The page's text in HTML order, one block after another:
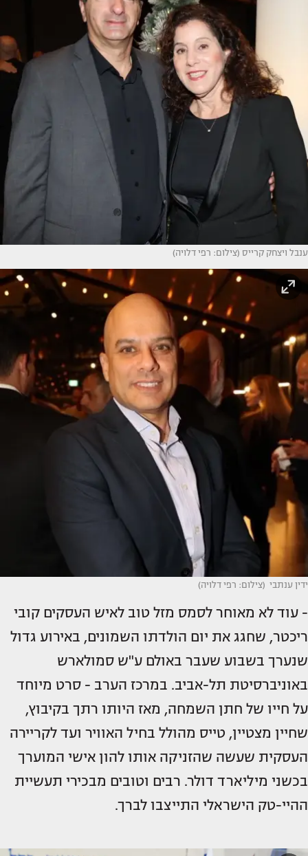
ענבל ויצחק קרייס (צילום: רפי דלויה)
ידין ענתבי (צילום: רפי דלויה)
- עוד לא מאוחר לסמס מזל טוב לאיש העסקים קובי
ריכטר, שחגג את יום הולדתו השמונים, באירוע גדול
שנערך בשבוע שעבר באולם ע"ש סמולארש
באוניברסיטת תל-אביב. במרכז הערב - סרט מיוחד
על חייו של חתן השמחה, מאז היותו רתך בקיבוץ,
שחיין מצטיין, טייס מהולל בחיל האוויר ועד לקריירה
העסקית שעשה שהזניקה אותו להון אישי המוערך
בכשני מיליארד דולר. רבים וטובים מבכירי תעשיית
ההיי-טק הישראלי התייצבו לברך.